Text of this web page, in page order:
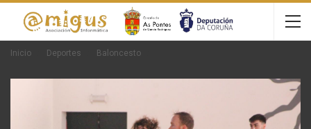
Inicio Deportes Baloncesto